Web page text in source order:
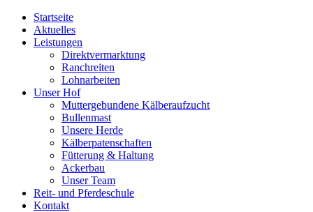
Startseite
Aktuelles
Leistungen
Direktvermarktung
Ranchreiten
Lohnarbeiten
Unser Hof
Muttergebundene Kälberaufzucht
Bullenmast
Unsere Herde
Kälberpatenschaften
Fütterung & Haltung
Ackerbau
Unser Team
Reit- und Pferdeschule
Kontakt